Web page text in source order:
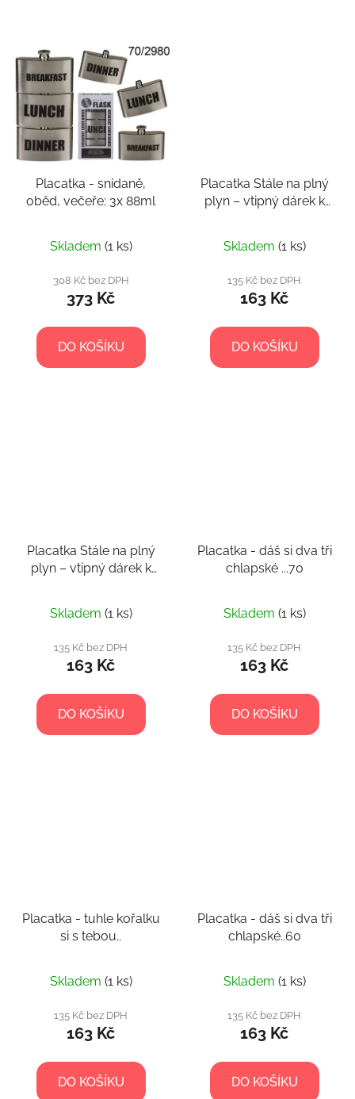
Placatka - snídaně,
oběd, večeře: 3x 88ml
Skladem (1 ks)
308 Kč bez DPH
373 Kč
DO KOŠÍKU
Placatka Stále na plný
plyn – vtipný dárek k
Skladem (1 ks)
135 Kč bez DPH
163 Kč
DO KOŠÍKU
Placatka Stále na plný
plyn – vtipný dárek k
Skladem (1 ks)
135 Kč bez DPH
163 Kč
DO KOŠÍKU
Placatka - dáš si dva tři
chlapské ...70
Skladem (1 ks)
135 Kč bez DPH
163 Kč
DO KOŠÍKU
Placatka - tuhle kořalku
si s tebou..
Skladem (1 ks)
135 Kč bez DPH
163 Kč
DO KOŠÍKU
Placatka - dáš si dva tři
chlapské..60
Skladem (1 ks)
135 Kč bez DPH
163 Kč
DO KOŠÍKU